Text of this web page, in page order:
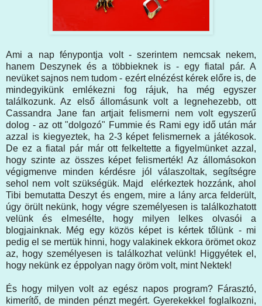
Ami a nap fénypontja volt - szerintem nemcsak nekem,
hanem Deszynek és a többieknek is - egy fiatal pár. A
nevüket sajnos nem tudom - ezért elnézést kérek előre is, de
mindegyikünk emlékezni fog rájuk, ha még egyszer
találkozunk. Az első állomásunk volt a legnehezebb, ott
Cassandra Jane fan artjait felismerni nem volt egyszerű
dolog - az ott "dolgozó" Fummie és Rami egy idő után már
azzal is kiegyeztek, ha 2-3 képet felismernek a játékosok.
De ez a fiatal pár már ott felkeltette a figyelmünket azzal,
hogy szinte az összes képet felismerték! Az állomásokon
végigmenve minden kérdésre jól válaszoltak, segítségre
sehol nem volt szükségük. Majd elérkeztek hozzánk, ahol
Tibi bemutatta Deszyt és engem, mire a lány arca felderült,
úgy örült nekünk, hogy végre személyesen is találkozhatott
velünk és elmesélte, hogy milyen lelkes olvasói a
blogjainknak. Még egy közös képet is kértek tőlünk - mi
pedig el se mertük hinni, hogy valakinek ekkora örömet okoz
az, hogy személyesen is találkozhat velünk! Higgyétek el,
hogy nekünk ez éppolyan nagy öröm volt, mint Nektek!
És hogy milyen volt az egész napos program? Fárasztó,
kimerítő, de minden pénzt megért. Gyerekekkel foglalkozni,